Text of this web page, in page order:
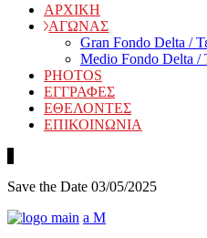
ΑΡΧΙΚΗ
ΑΓΩΝΑΣ
Gran Fondo Delta /
Medio Fondo Delta /
PHOTOS
ΕΓΓΡΑΦΕΣ
ΕΘΕΛΟΝΤΕΣ
ΕΠΙΚΟΙΝΩΝΙΑ
Save the Date 03/05/2025